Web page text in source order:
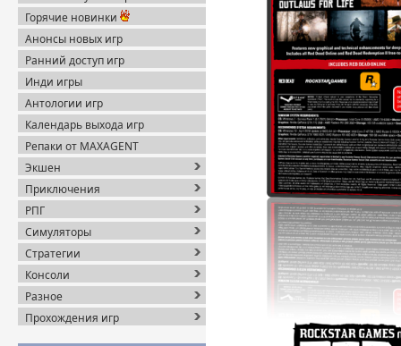
Горячие новинки
Анонсы новых игр
Ранний доступ игр
Инди игры
Антологии игр
Календарь выхода игр
Репаки от MAXAGENT
Экшен
Приключения
РПГ
Симуляторы
Стратегии
Консоли
Разное
Прохождения игр